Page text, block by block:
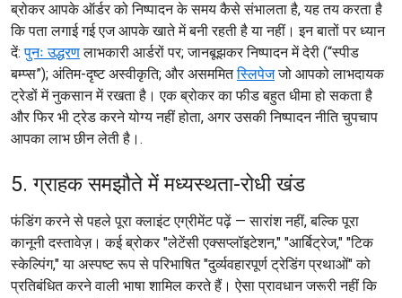
ब्रोकर आपके ऑर्डर को निष्पादन के समय कैसे संभालता है, यह तय करता है
कि पता लगाई गई एज आपके खाते में बनी रहती है या नहीं। इन बातों पर ध्यान
दें:पुनः उद्धरणलाभकारी आर्डरों पर; जानबूझकर निष्पादन में देरी (“स्पीड
बम्प्स”); अंतिम-दृष्ट अस्वीकृति; और असममितस्लिपेजजो आपको लाभदायक
ट्रेडों में नुकसान में रखता है। एक ब्रोकर का फीड बहुत धीमा हो सकता है
और फिर भी ट्रेड करने योग्य नहीं होता, अगर उसकी निष्पादन नीति चुपचाप
आपका लाभ छीन लेती है।.
5. ग्राहक समझौते में मध्यस्थता-रोधी खंड
फंडिंग करने से पहले पूरा क्लाइंट एग्रीमेंट पढ़ें — सारांश नहीं, बल्कि पूरा
कानूनी दस्तावेज़। कई ब्रोकर "लेटेंसी एक्सप्लॉइटेशन," "आर्बिट्रेज," "टिक
स्केल्पिंग," या अस्पष्ट रूप से परिभाषित "दुर्व्यवहारपूर्ण ट्रेडिंग प्रथाओं" को
प्रतिबंधित करने वाली भाषा शामिल करते हैं। ऐसा प्रावधान जरूरी नहीं कि